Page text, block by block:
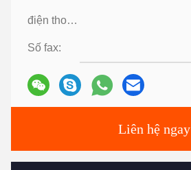
điện thoại:
Số fax:
Liên hệ ngay